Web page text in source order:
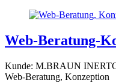
Web-Beratung-
Kunde: M.BRAUN
Web-Beratung, Konzeption